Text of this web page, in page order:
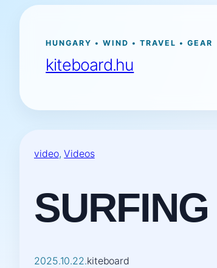
Ugrás
tartalomhozHUNGARY • WIND • TRAVEL • GEAR
kiteboard.hu
video, Videos
2025.10.22.kiteboard